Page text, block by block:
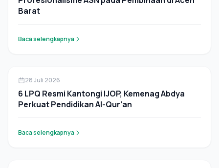
Barat
Baca selengkapnya
Daerah
28 Juli 2026
6 LPQ Resmi Kantongi IJOP, Kemenag Abdya
Perkuat Pendidikan Al-Qur’an
Baca selengkapnya